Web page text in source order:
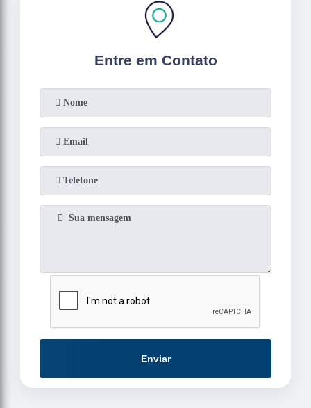
Entre em Contato
Enviar